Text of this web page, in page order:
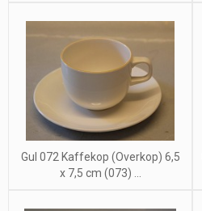
Gul 072 Kaffekop (Overkop) 6,5
x 7,5 cm (073) ...